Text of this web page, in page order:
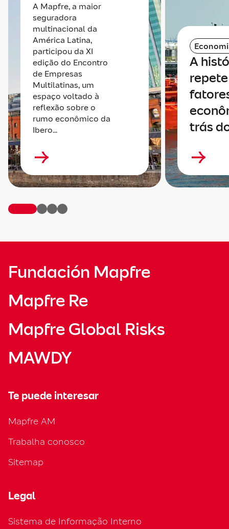
A Mapfre, a maior
seguradora
multinacional da
América Latina,
participou da XI
edição do Encontro
de Empresas
Multilatinas, um
espaço voltado à
reflexão sobre o
rumo econômico da
Ibero...
A
trás
Fundación Mapfre
Mapfre Re
Mapfre Global Risks
MAWDY
Te puede interesar
Mapfre AM
Trabalha conosco
Sitemap
Legal
Sistema de Informação Interno